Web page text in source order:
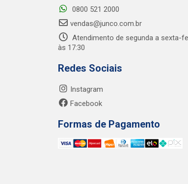
0800 521 2000
vendas@junco.com.br
Atendimento de segunda a sexta-
às 17:30
Redes Sociais
Instagram
Facebook
Formas de Pagamento